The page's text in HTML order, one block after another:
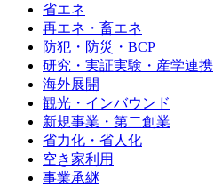
省エネ
再エネ・畜エネ
防犯・防災・BCP
研究・実証実験・産学連携
海外展開
観光・インバウンド
新規事業・第二創業
省力化・省人化
空き家利用
事業承継